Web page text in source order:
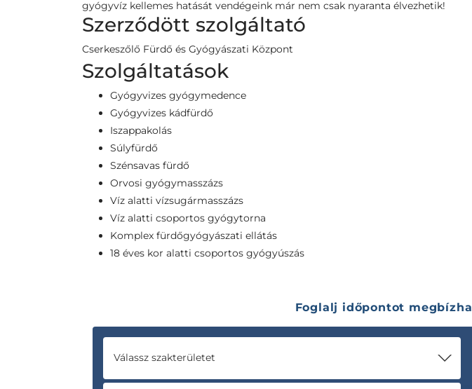
gyógyvíz kellemes hatását vendégeink már nem csak nyaranta élvezhetik!
Szerződött szolgáltató
Cserkeszőlő Fürdő és Gyógyászati Központ
Szolgáltatások
Gyógyvizes gyógymedence
Gyógyvizes kádfürdő
Iszappakolás
Súlyfürdő
Szénsavas fürdő
Orvosi gyógymasszázs
Víz alatti vízsugármasszázs
Víz alatti csoportos gyógytorna
Komplex fürdőgyógyászati ellátás
18 éves kor alatti csoportos gyógyúszás
Foglalj időpontot
Válassz szakterületet